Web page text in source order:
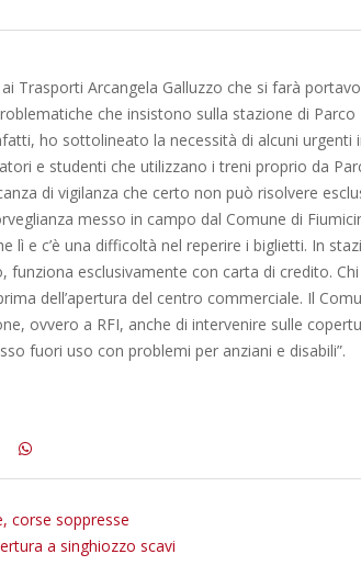
ai Trasporti Arcangela Galluzzo che si farà
che insistono sulla stazione di Parco
ho sottolineato la necessità di alcuni urgenti
e studenti che utilizzano i treni proprio da
di vigilanza che certo non può risolvere
messo in campo dal Comune di
lì e c’è una difficoltà nel reperire i biglietti. In
funziona esclusivamente con carta di credito.
dell’apertura del centro commerciale. Il
ovvero a RFI, anche di intervenire sulle
fuori uso con problemi per anziani e disabili”.
corse soppresse
a singhiozzo scavi